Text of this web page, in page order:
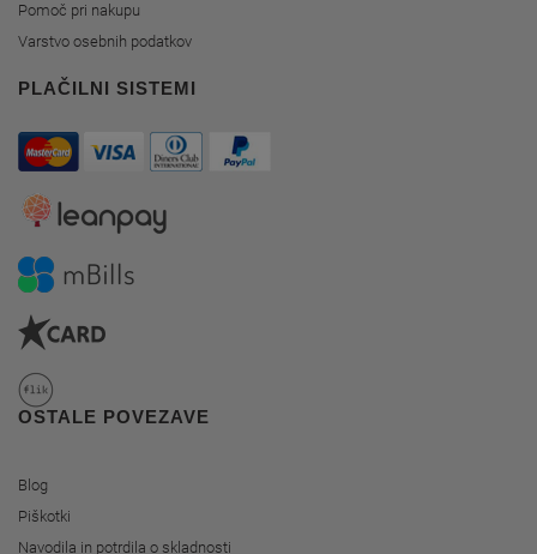
Pomoč pri nakupu
Varstvo osebnih podatkov
PLAČILNI SISTEMI
OSTALE POVEZAVE
Blog
Piškotki
Navodila in potrdila o skladnosti